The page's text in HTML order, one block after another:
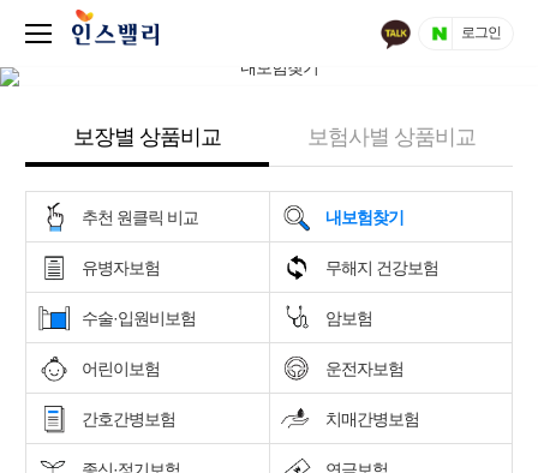
로그인
보장별 상품비교 보험사별 상품비교
추천 원클릭 비교 내보험찾기
유병자보험 무해지 건강보험
수술·입원비보험 암보험
어린이보험 운전자보험
간호간병보험 치매간병보험